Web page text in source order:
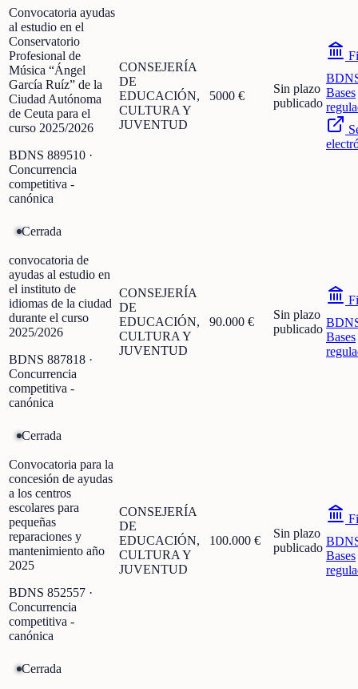
Convocatoria ayudas
al estudio en el
Conservatorio
Profesional de
Música “Ángel
García Ruíz” de la
Ciudad Autónoma
de Ceuta para el
curso 2025/2026
BDNS 889510 ·
Concurrencia
competitiva -
canónica
CONSEJERÍA
DE
EDUCACIÓN,
CULTURA Y
JUVENTUD
5000 €
Sin plazo
publicado
Bases
Cerrada
convocatoria de
ayudas al estudio en
el instituto de
idiomas de la ciudad
durante el curso
2025/2026
BDNS 887818 ·
Concurrencia
competitiva -
canónica
CONSEJERÍA
DE
EDUCACIÓN,
CULTURA Y
JUVENTUD
90.000 €
Sin plazo
publicado
Bases
Cerrada
Convocatoria para la
concesión de ayudas
a los centros
escolares para
pequeñas
reparaciones y
mantenimiento año
2025
BDNS 852557 ·
Concurrencia
competitiva -
canónica
CONSEJERÍA
DE
EDUCACIÓN,
CULTURA Y
JUVENTUD
100.000 €
Sin plazo
publicado
Bases
Cerrada